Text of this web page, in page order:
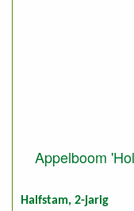
Appelboom
Halfstam, 2-jarig